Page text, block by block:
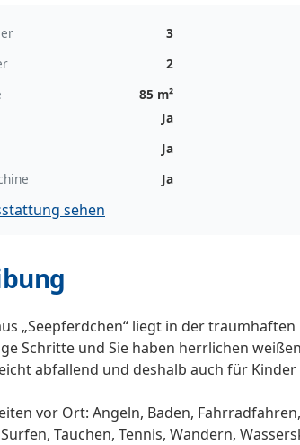
3
2
85 m²
Ja
Ja
Ja
sehen
„Seepferdchen“ liegt in der
Schritte und Sie haben herrlichen
abfallend und deshalb auch für
vor Ort: Angeln, Baden,
Tauchen, Tennis, Wandern,